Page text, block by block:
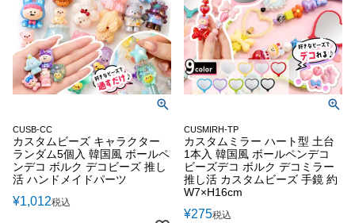
CUSB-CC
カスタムビーズ キャラクター
ランダム5個入 韓国風 ボールペ
ンデコ ボルク デコビーズ 推し
活 ハンドメイドパーツ
¥1,012税込
CUSMIRH-TP
カスタムミラー ハート型 土台
1本入 韓国風 ボールペンデコ
ビーズデコ ボルク デコミラー
推し活 カスタムビーズ 手鏡 約
W7×H16cm
¥275税込